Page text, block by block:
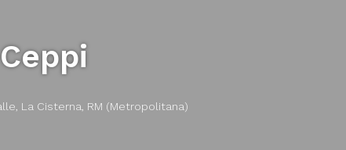
La Cisterna, RM (Metropolitana)